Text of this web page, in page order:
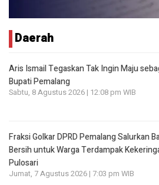
Daerah
Aris Ismail Tegaskan Tak Ingin Maju
Bupati Pemalang
Sabtu, 8 Agustus 2026 | 12:08 pm WIB
Fraksi Golkar DPRD Pemalang Salurkan
Bersih untuk Warga Terdampak
Pulosari
Jumat, 7 Agustus 2026 | 7:03 pm WIB